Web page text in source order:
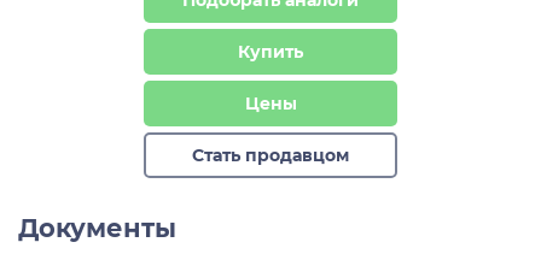
Купить
Цены
Стать продавцом
Документы